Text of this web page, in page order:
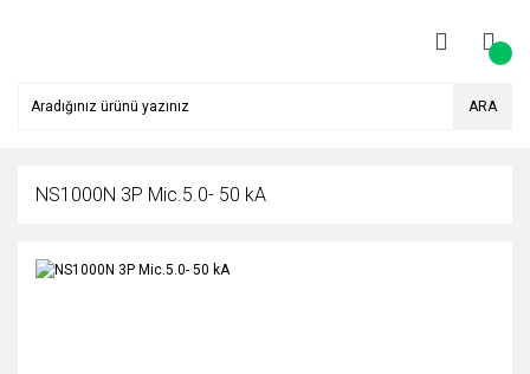
ARA
NS1000N 3P Mic.5.0- 50 kA